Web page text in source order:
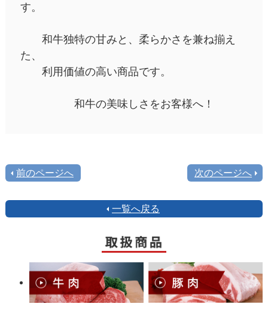
す。
和牛独特の甘みと、柔らかさを兼ね揃え
た、
利用価値の高い商品です。
和牛の美味しさをお客様へ！
前のページへ 次のページへ
一覧へ戻る